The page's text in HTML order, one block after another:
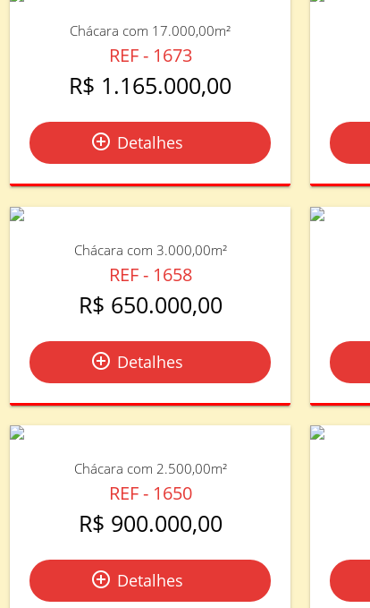
Chácara com 17.000,00m²
REF - 1673
R$ 1.165.000,00
add_circle_outline Detalhes
Chácara com 3.000,00m²
REF - 1658
R$ 650.000,00
add_circle_outline Detalhes
Chácara com 2.500,00m²
REF - 1650
R$ 900.000,00
add_circle_outline Detalhes